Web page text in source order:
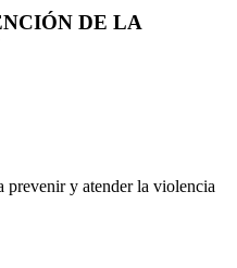
DE LA
y atender la violencia